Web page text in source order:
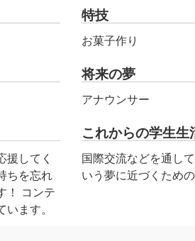
特技
お菓子作り
将来の夢
アナウンサー
してく
ちを忘れ
！ コンテ
ます。
これからの学生生
国際交流などを通し
いう夢に近づくため